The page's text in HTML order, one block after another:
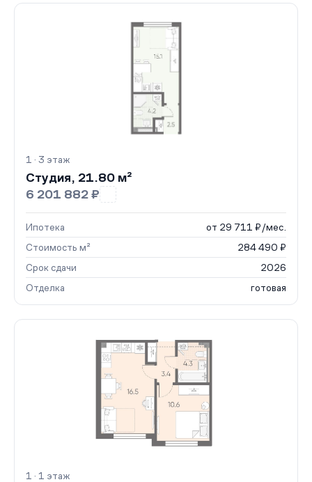
1 · 3 этаж
Студия, 21.80 м²
6 201 882 ₽
Ипотека
от 29 711 ₽/мес.
Стоимость м²
284 490 ₽
Срок сдачи
2026
Отделка
готовая
1 · 1 этаж